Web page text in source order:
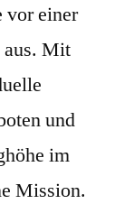
vor einer
aus. Mit
und
im
Mission.